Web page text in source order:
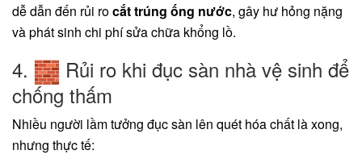
dễ dẫn đến rủi rocắt trúng ống nước, gây hư hỏng nặng
và phát sinh chi phí sửa chữa khổng lồ.
​4.
Rủi ro khi đục sàn nhà vệ sinh để
chống thấm
​Nhiều người lầm tưởng đục sàn lên quét hóa chất là xong,
nhưng thực tế: